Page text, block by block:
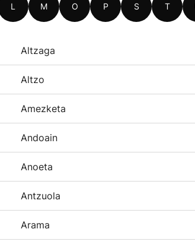
L M O P S T
Altzaga
Altzo
Amezketa
Andoain
Anoeta
Antzuola
Arama